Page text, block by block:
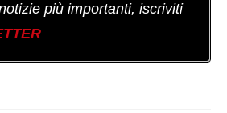
più importanti, iscriviti